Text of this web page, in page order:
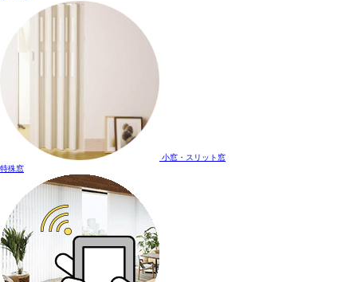
小窓・スリット窓
特殊窓